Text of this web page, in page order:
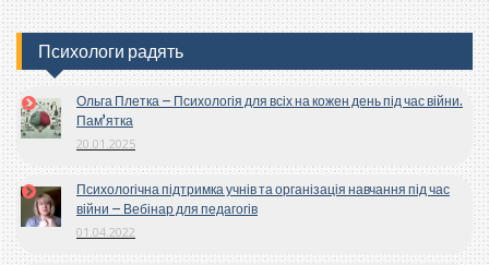
Психологи радять
Ольга Плетка – Психологія для всіх на кожен день під час війни.
Пам’ятка
20.01.2025
Психологічна підтримка учнів та організація навчання під час
війни – Вебінар для педагогів
01.04.2022